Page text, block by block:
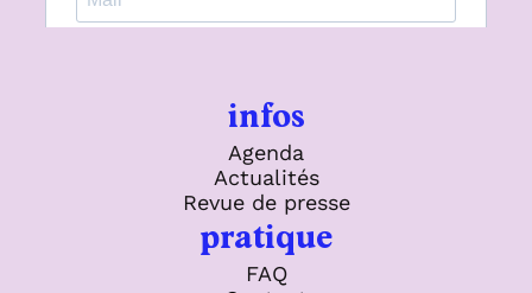
infos
Agenda
Actualités
Revue de presse
pratique
FAQ